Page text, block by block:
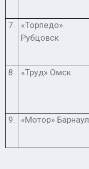
7.
«Торпедо»
Рубцовск
8. «Труд» Омск
9. «Мотор» Барнаул